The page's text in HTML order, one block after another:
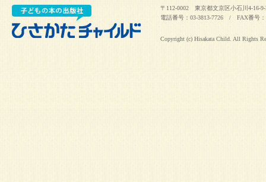
〒112-0002 東京都文京区小石川4-16-9-
電話番号：03-3813-7726 / FAX番号：
Copyright (c) Hisakata Child. All Rights